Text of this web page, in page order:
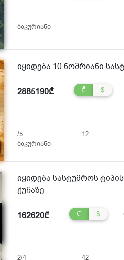
ბაკურიანი
იყიდება 10 ნომრიანი
2885190₾ ₾ $
/5
12
ბაკურიანი
იყიდება სასტუმროს
ქუჩაზე
162620₾ ₾ $
2/4 42